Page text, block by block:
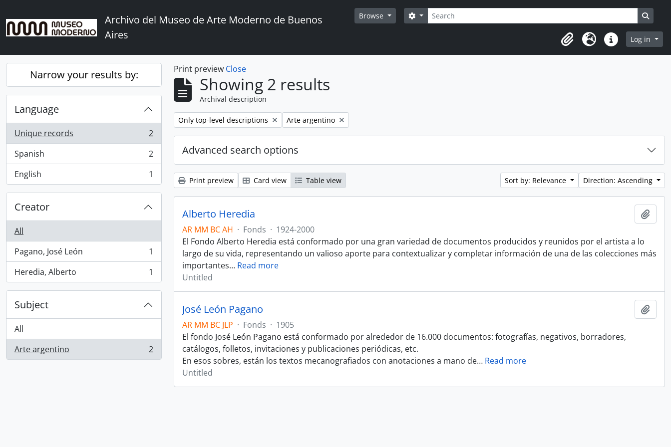
Archivo del Museo de Arte Moderno de Buenos
Aires
Browse Search
Search options
ClipboardLanguageQuick linksLog in
Narrow your results by:
Language
Unique records
, 2 results
2
Spanish
, 2 results
2
English
, 1 results 1
Creator
All
Pagano, José León
, 1 results
1
Heredia, Alberto
, 1 results 1
Subject
All
Arte argentino
, 2 results 2
Print preview Close
Showing 2 results
Archival description
Remove filter:
Only top-level descriptions Remove filter:
Arte argentino
Advanced search options
Print preview Card view Table view Sort by: Relevance Direction: Ascending
Alberto Heredia
AR MM BC AH · Fonds · 1924-2000
El Fondo Alberto Heredia está conformado por una gran variedad de documentos producidos y reunidos por el artista a lo
largo de su vida, representando un valioso aporte para contextualizar y completar información de una de las colecciones más
importantes… Read more
Untitled
José León Pagano
AR MM BC JLP · Fonds · 1905
El fondo José León Pagano está conformado por alrededor de 16.000 documentos: fotografías, negativos, borradores,
catálogos, folletos, invitaciones y publicaciones periódicas, etc.
En esos sobres, están los textos mecanografiados con anotaciones a mano de… Read more
Untitled